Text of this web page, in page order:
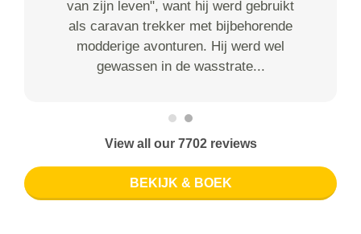
van zijn leven", want hij werd gebruikt
als caravan trekker met bijbehorende
modderige avonturen. Hij werd wel
gewassen in de wasstrate...
View all our 7702 reviews
BEKIJK & BOEK